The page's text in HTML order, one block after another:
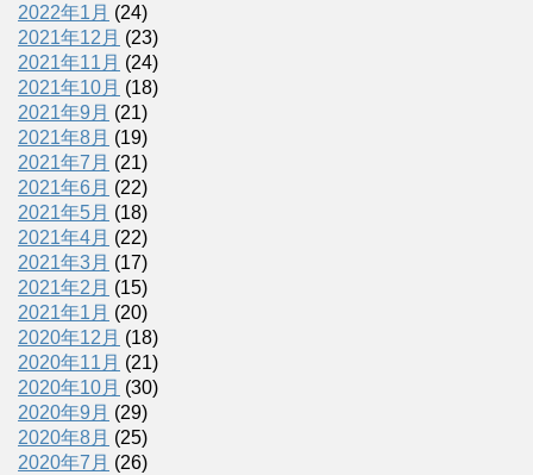
2022年1月 (24)
2021年12月 (23)
2021年11月 (24)
2021年10月 (18)
2021年9月 (21)
2021年8月 (19)
2021年7月 (21)
2021年6月 (22)
2021年5月 (18)
2021年4月 (22)
2021年3月 (17)
2021年2月 (15)
2021年1月 (20)
2020年12月 (18)
2020年11月 (21)
2020年10月 (30)
2020年9月 (29)
2020年8月 (25)
2020年7月 (26)